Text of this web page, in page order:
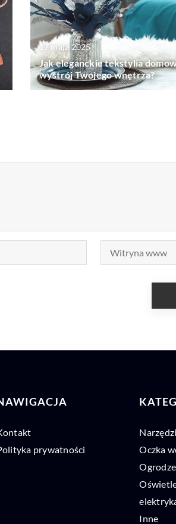
17 maja 2025
Jak eleganckie tekstylia
wystrój Twojego wnętrza?
prywatności
Oczka
Inne